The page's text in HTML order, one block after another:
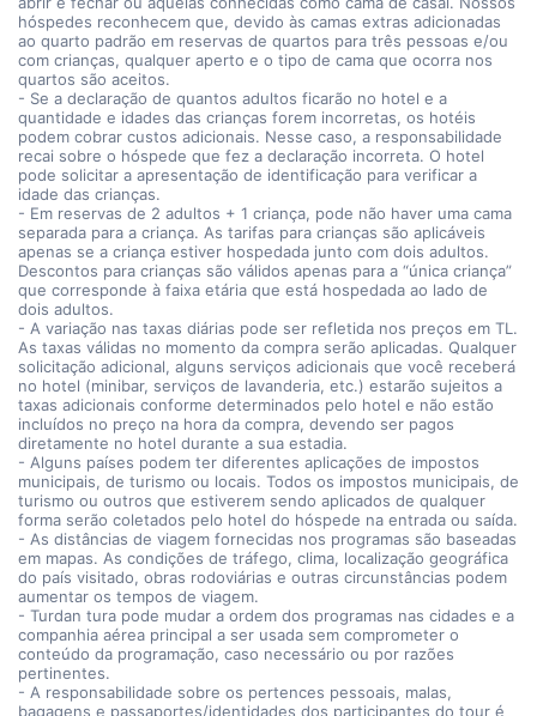
hóspedes reconhecem que, devido às camas extras adicionadas
ao quarto padrão em reservas de quartos para três pessoas e/ou
com crianças, qualquer aperto e o tipo de cama que ocorra nos
quartos são aceitos.
- Se a declaração de quantos adultos ficarão no hotel e a
quantidade e idades das crianças forem incorretas, os hotéis
podem cobrar custos adicionais. Nesse caso, a responsabilidade
recai sobre o hóspede que fez a declaração incorreta. O hotel
pode solicitar a apresentação de identificação para verificar a
idade das crianças.
- Em reservas de 2 adultos + 1 criança, pode não haver uma cama
separada para a criança. As tarifas para crianças são aplicáveis
apenas se a criança estiver hospedada junto com dois adultos.
Descontos para crianças são válidos apenas para a “única criança”
que corresponde à faixa etária que está hospedada ao lado de
dois adultos.
- A variação nas taxas diárias pode ser refletida nos preços em TL.
As taxas válidas no momento da compra serão aplicadas. Qualquer
solicitação adicional, alguns serviços adicionais que você receberá
no hotel (minibar, serviços de lavanderia, etc.) estarão sujeitos a
taxas adicionais conforme determinados pelo hotel e não estão
incluídos no preço na hora da compra, devendo ser pagos
diretamente no hotel durante a sua estadia.
- Alguns países podem ter diferentes aplicações de impostos
municipais, de turismo ou locais. Todos os impostos municipais, de
turismo ou outros que estiverem sendo aplicados de qualquer
forma serão coletados pelo hotel do hóspede na entrada ou saída.
- As distâncias de viagem fornecidas nos programas são baseadas
em mapas. As condições de tráfego, clima, localização geográfica
do país visitado, obras rodoviárias e outras circunstâncias podem
aumentar os tempos de viagem.
- Turdan tura pode mudar a ordem dos programas nas cidades e a
companhia aérea principal a ser usada sem comprometer o
conteúdo da programação, caso necessário ou por razões
pertinentes.
- A responsabilidade sobre os pertences pessoais, malas,
bagagens e passaportes/identidades dos participantes do tour é